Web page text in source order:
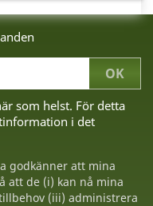
som helst. För detta
i det
godkänner att mina
att de (i) kan nå mina
(iii) administrera